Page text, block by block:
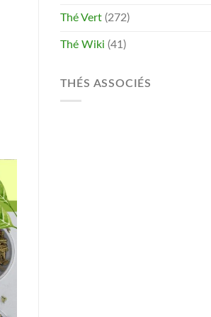
Thé Vert(272)
Thé Wiki (41)
THÉS ASSOCIÉS